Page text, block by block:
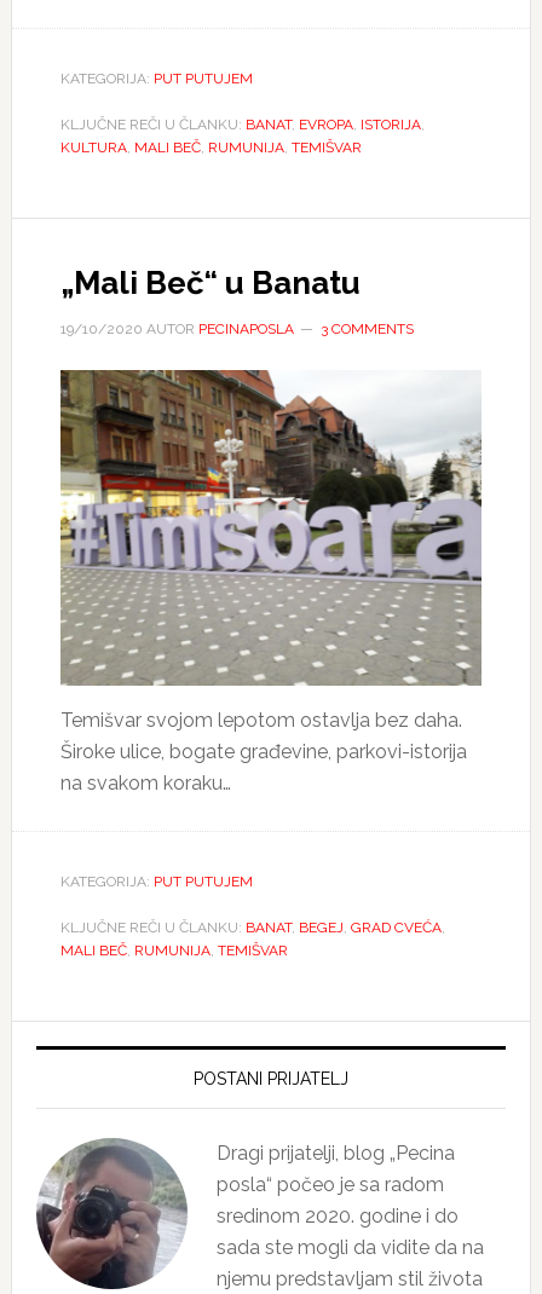
KATEGORIJA: PUT PUTUJEM
KLJUČNE REČI U ČLANKU: BANAT, EVROPA, ISTORIJA,
KULTURA, MALI BEČ, RUMUNIJA, TEMIŠVAR
„Mali Beč“ u Banatu
19/10/2020 AUTOR PECINAPOSLA 3 COMMENTS
Temišvar svojom lepotom ostavlja bez daha.
Široke ulice, bogate građevine, parkovi-istorija
na svakom koraku…
KATEGORIJA: PUT PUTUJEM
KLJUČNE REČI U ČLANKU: BANAT, BEGEJ, GRAD CVEĆA,
MALI BEČ, RUMUNIJA, TEMIŠVAR
Primary
POSTANI PRIJATELJ
Dragi prijatelji, blog „Pecina
posla“ počeo je sa radom
sredinom 2020. godine i do
sada ste mogli da vidite da na
njemu predstavljam stil života